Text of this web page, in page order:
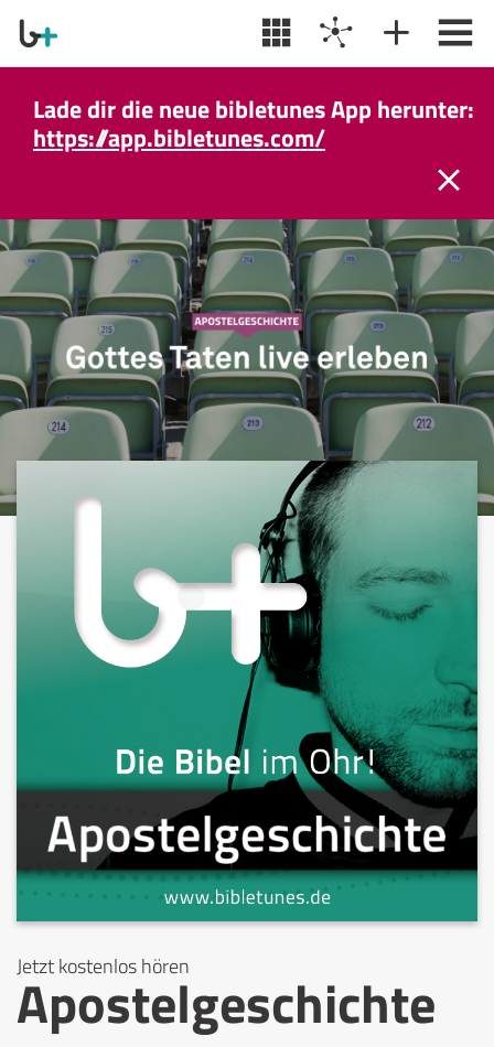
Lade dir die neue bibletunes App herunter:
https://app.bibletunes.com/
Jetzt kostenlos hören
Apostelgeschichte